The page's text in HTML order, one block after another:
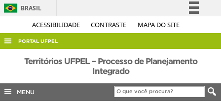
ACESSIBILIDADE CONTRASTE MAPA DO SITE
BRASIL
Simplifique!
Acesso à informação
Legislação
Canais
PORTAL UFPEL
ACESSO À INFORMAÇÃO
COBALTO
Territórios UFPEL – Processo de Planejamento
Integrado
MENU